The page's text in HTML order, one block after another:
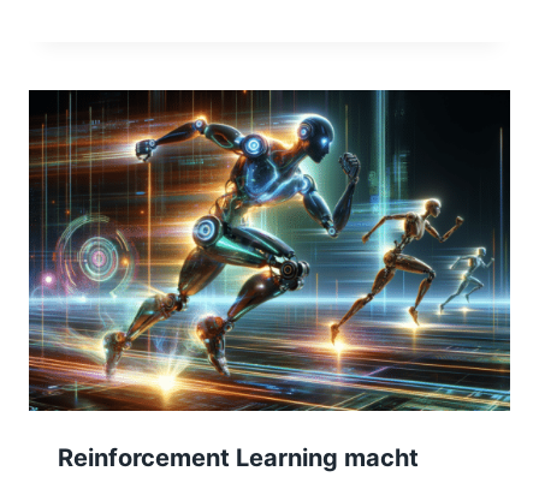
Reinforcement Learning macht